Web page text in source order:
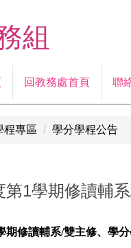
組
回教務處首頁 聯
程專區 學分學程公告
第1學期修讀輔
期修讀輔系/雙主修、學